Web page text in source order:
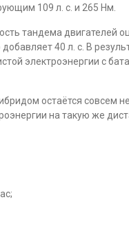
109 л. с. и 265 Нм.
тандема двигателей
40 л. с. В
электроэнергии с
остаётся совсем
на такую же